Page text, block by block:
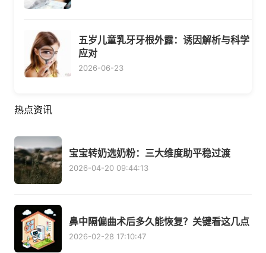
五岁儿童乳牙牙根外露：诱因解析与科学
应对
2026-06-23
热点资讯
宝宝转奶选奶粉：三大维度助平稳过渡
2026-04-20 09:44:13
鼻中隔偏曲术后多久能恢复？关键看这几点
2026-02-28 17:10:47